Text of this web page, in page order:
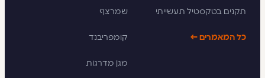
שמרצף
קומפריבנד
מגן מדרגות
תקנים בטקסטיל תעשייתי
כל המאמרים ←